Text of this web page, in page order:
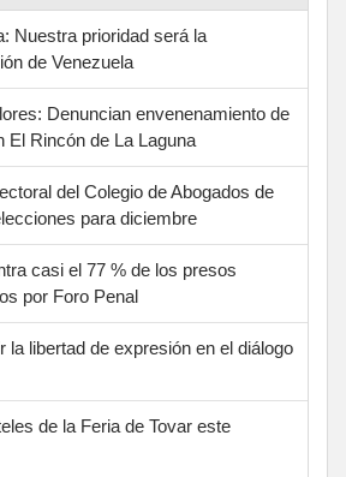
Nuestra prioridad será la
de Venezuela
Denuncian envenenamiento de
El Rincón de La Laguna
del Colegio de Abogados de
para diciembre
casi el 77 % de los presos
por Foro Penal
la libertad de expresión en el diálogo
de la Feria de Tovar este